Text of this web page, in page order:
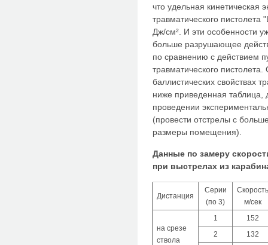
что удельная кинетическая
травматического
Дж/см². И эти особенности
больше разрушающее
по сравнению с действием
травматического
баллистических свойствах
ниже приведенная
проведении
(провести отстрелы с
размеры помещения).
Данные по замеру
при выстрелах из
Дистанция
Серии
(по 3)
Скорость
м/сек
на срезе
ствола
1
152
2
132